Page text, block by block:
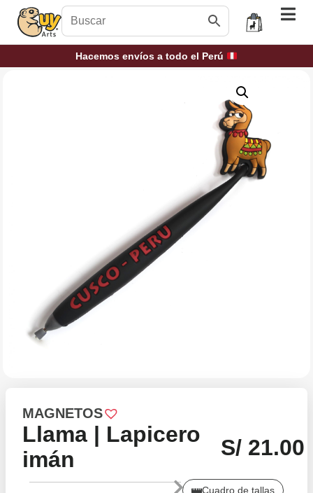
Hacemos envíos a todo el Perú
MAGNETOS
Llama | Lapicero
imán
S/21.00
Cuadro de tallas